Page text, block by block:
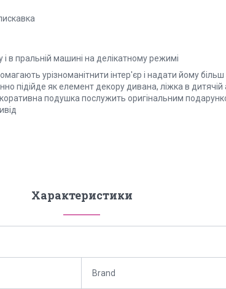
в пральній машині на делікатному режимі
урізноманітнити інтер'єр і надати йому
підійде як елемент декору дивана, ліжка в дитячій
подушка послужить оригінальним
Характеристики
Brand